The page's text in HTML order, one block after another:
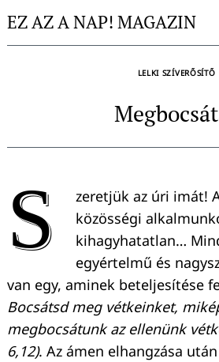
toEZ AZ A NAP! MAGAZIN
LELKI SZÍVERŐSÍTŐ
S
zeretjük az úri imát!
közösségi
kihagyhatatlan…
egyértelmű és
van egy, aminek beteljesítése
Bocsátsd meg vétkeinket,
megbocsátunk az ellenünk
6,12). Az ámen elhangzása